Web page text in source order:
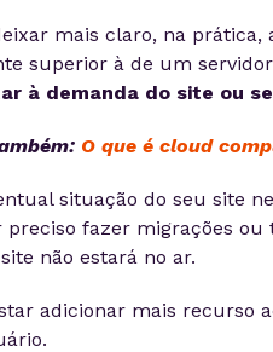
mais claro, na
superior à de um
à demanda do site ou
O que é cloud
situação do seu site
preciso fazer migrações
não estará no ar.
adicionar mais recurso